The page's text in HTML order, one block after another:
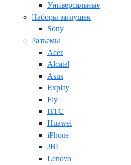
Универсальные
Наборы заглушек
Sony
Разъемы
Acer
Alcatel
Asus
Explay
Fly
HTC
Huawei
iPhone
JBL
Lenovo